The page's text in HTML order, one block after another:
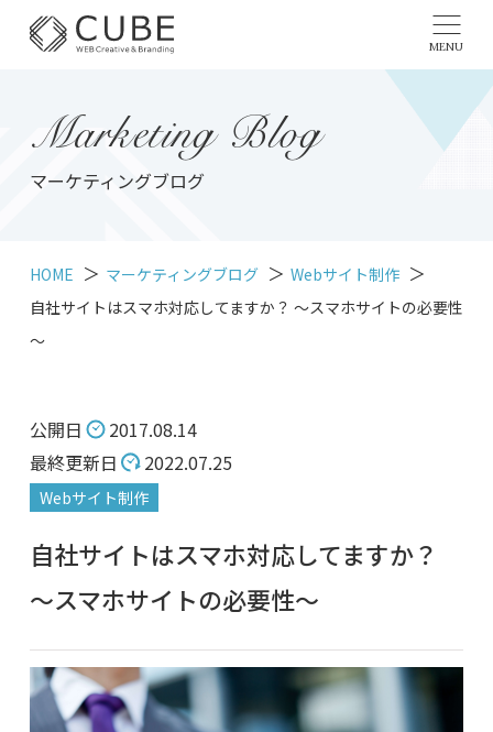
MENU
Marketing Blog
マーケティングブログ
HOME マーケティングブログ
Webサイト制作
自社サイトはスマホ対応してますか？ ～スマホサイトの必要性
～
公開日
2017.08.14
最終更新日
2022.07.25
Webサイト制作
自社サイトはスマホ対応してますか？
～スマホサイトの必要性～